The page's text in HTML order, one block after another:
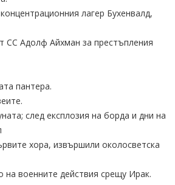
лагер Бухенвалд,
СС Адолф Айхман за престъпления
пантера.
след експлозия на борда и дни на
хора, извършили околосветска
на военните действия срещу Ирак.